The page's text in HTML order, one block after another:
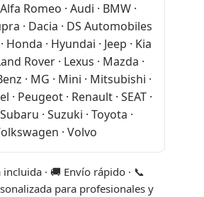
Romeo · Audi · BMW ·
· Dacia · DS Automobiles
Honda · Hyundai · Jeep · Kia
Rover · Lexus · Mazda ·
· MG · Mini · Mitsubishi ·
· Peugeot · Renault · SEAT ·
· Suzuki · Toyota ·
· Volvo
· 🚚 Envío rápido · 📞
para profesionales y